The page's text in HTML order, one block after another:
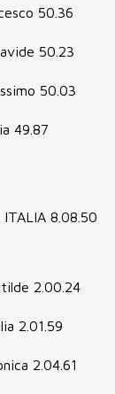
50.36
50.23
50.03
49.87
8.08.50
2.00.24
2.01.59
2.04.61